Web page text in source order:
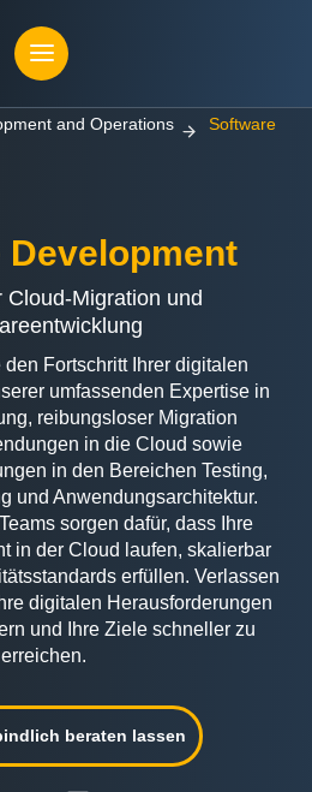
and Operations
Software
Development
Cloud-Migration und
Fortschritt Ihrer digitalen
umfassenden Expertise in
reibungsloser Migration
in die Cloud sowie
in den Bereichen Testing,
und Anwendungsarchitektur.
sorgen dafür, dass Ihre
in der Cloud laufen, skalierbar
erfüllen. Verlassen
digitalen Herausforderungen
und Ihre Ziele schneller zu
erreichen.
beraten lassen